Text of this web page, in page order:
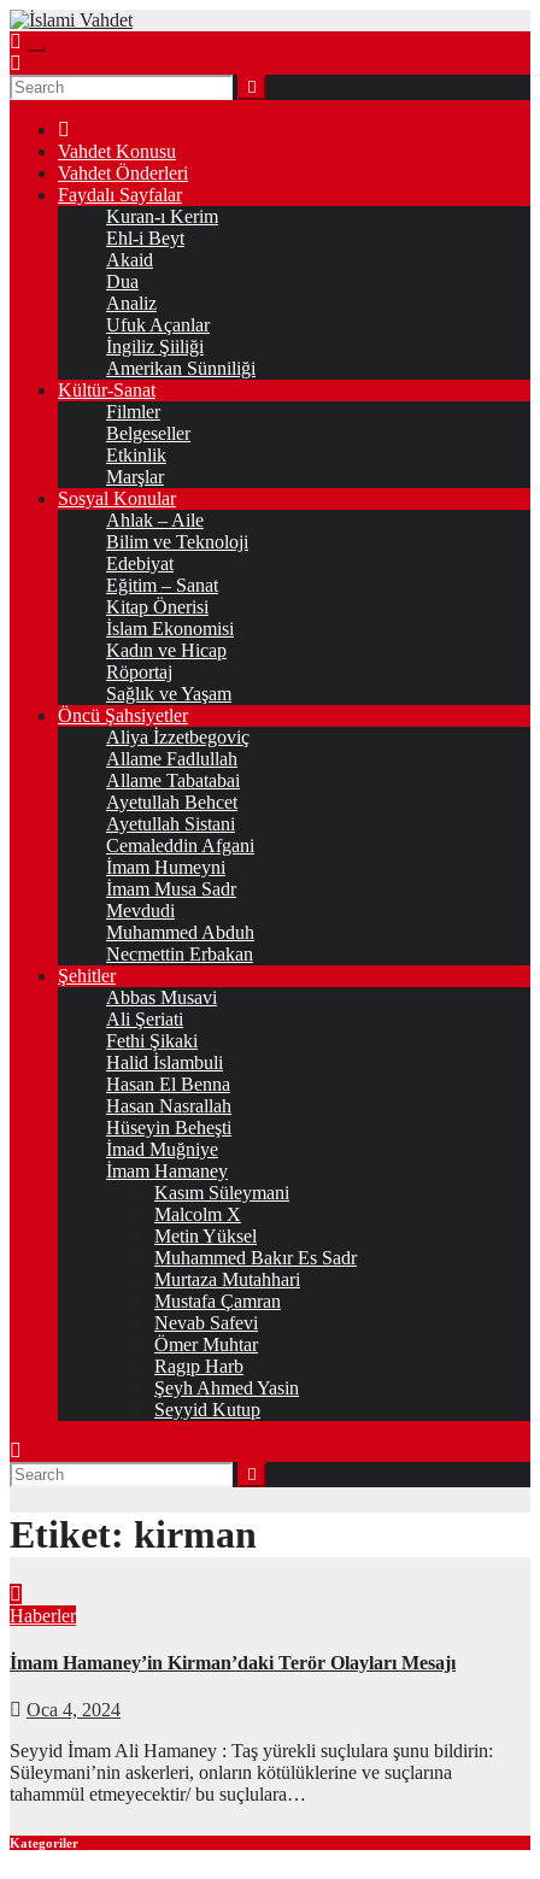
Skip
to
content
Vahdet Konusu
Vahdet Önderleri
Faydalı Sayfalar
Kuran-ı Kerim
Ehl-i Beyt
Akaid
Dua
Analiz
Ufuk Açanlar
İngiliz Şiiliği
Amerikan Sünniliği
Kültür-Sanat
Filmler
Belgeseller
Etkinlik
Marşlar
Sosyal Konular
Ahlak – Aile
Bilim ve Teknoloji
Edebiyat
Eğitim – Sanat
Kitap Önerisi
İslam Ekonomisi
Kadın ve Hicap
Röportaj
Sağlık ve Yaşam
Öncü Şahsiyetler
Aliya İzzetbegoviç
Allame Fadlullah
Allame Tabatabai
Ayetullah Behcet
Ayetullah Sistani
Cemaleddin Afgani
İmam Humeyni
İmam Musa Sadr
Mevdudi
Muhammed Abduh
Necmettin Erbakan
Şehitler
Abbas Musavi
Ali Şeriati
Fethi Şikaki
Halid İslambuli
Hasan El Benna
Hasan Nasrallah
Hüseyin Beheşti
İmad Muğniye
İmam Hamaney
Kasım Süleymani
Malcolm X
Metin Yüksel
Muhammed Bakır Es Sadr
Murtaza Mutahhari
Mustafa Çamran
Nevab Safevi
Ömer Muhtar
Ragıp Harb
Şeyh Ahmed Yasin
Seyyid Kutup
Etiket: kirman
Haberler
İmam Hamaney’in Kirman’daki Terör Olayları Mesajı
Oca 4, 2024
Seyyid İmam Ali Hamaney : Taş yürekli suçlulara şunu bildirin:
Süleymani’nin askerleri, onların kötülüklerine ve suçlarına
tahammül etmeyecektir/ bu suçlulara…
Kategoriler